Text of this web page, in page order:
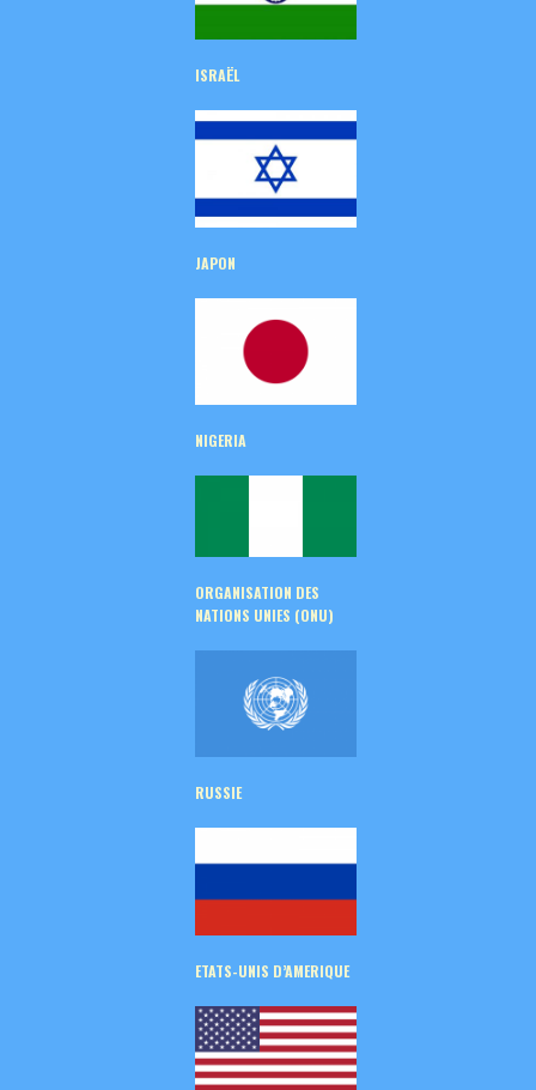
ISRAËL
JAPON
NIGERIA
ORGANISATION DES
NATIONS UNIES (ONU)
RUSSIE
ETATS-UNIS D’AMERIQUE